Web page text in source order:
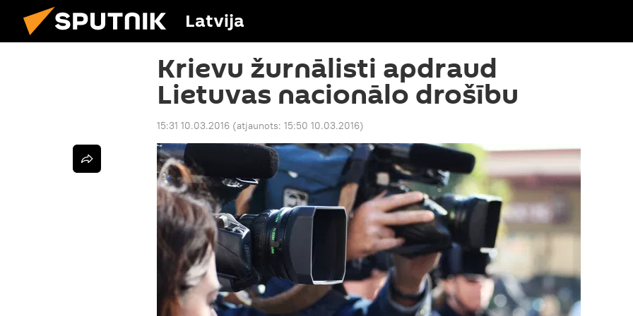
Latvija
Krievu žurnālisti apdraud
Lietuvas nacionālo drošību
15:31 10.03.2016 (atjaunots: 15:50 10.03.2016)